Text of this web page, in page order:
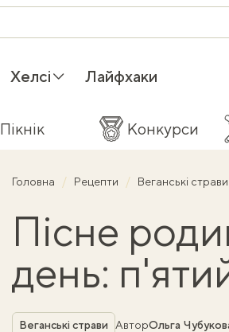
Хелсі Лайфхаки
Пікнік Конкурси
Головна Рецепти Веганські страви
Пісне
день:
Рубрика
Веганські страви АвторОльга